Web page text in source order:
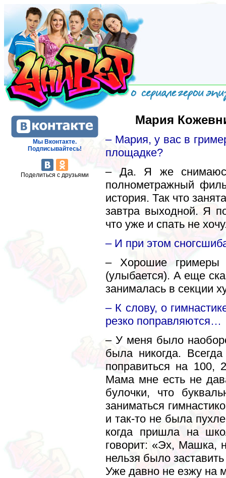
Мы Вконтакте.
Подписывайтесь!
Поделиться с друзьями
Мария
– Мария, у вас в
площадке?
– Да. Я же
полнометражный
история. Так что
завтра выходной. Я
что уже и спать не
– И при этом
– Хорошие гримеры
(улыбается). А еще
занималась в секции
– К слову, о
резко поправляются…
– У меня было
была никогда.
поправиться на 100,
Мама мне есть не
булочки, что
заниматься
и так-то не была
когда пришла на
говорит: «Эх, Машка,
нельзя было
Уже давно не езжу на